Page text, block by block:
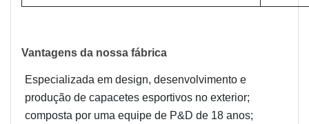
Vantagens da nossa fábrica
Especializada em design, desenvolvimento e
produção de capacetes esportivos no exterior;
composta por uma equipe de P&D de 18 anos;